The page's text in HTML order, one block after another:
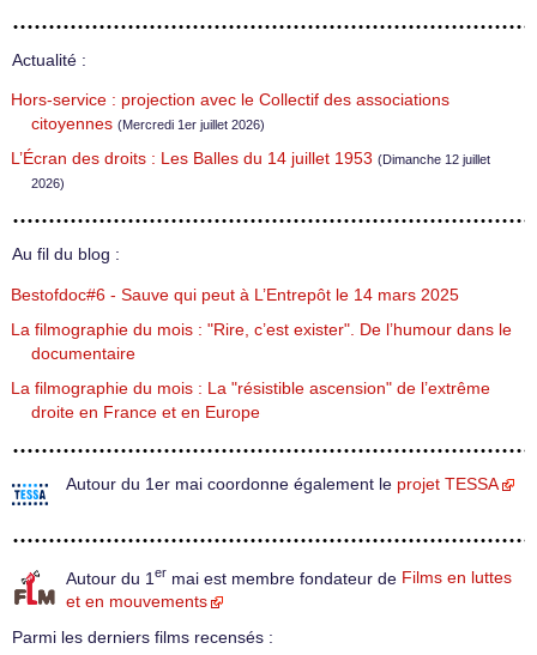
Actualité :
Hors-service : projection avec le Collectif des associations
citoyennes (Mercredi 1er juillet 2026)
L’Écran des droits : Les Balles du 14 juillet 1953 (Dimanche 12 juillet
2026)
Au fil du blog :
Bestofdoc#6 - Sauve qui peut à L’Entrepôt le 14 mars 2025
La filmographie du mois : "Rire, c’est exister". De l’humour dans le
documentaire
La filmographie du mois : La "résistible ascension" de l’extrême
droite en France et en Europe
Autour du 1er mai coordonne également le projet TESSA
Autour du 1 er mai est membre fondateur de Films en luttes
et en mouvements
Parmi les derniers films recensés :